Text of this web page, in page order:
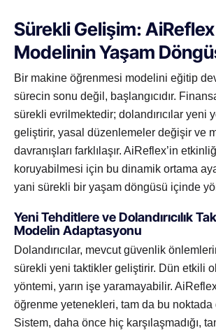
Sürekli Gelişim: AiReflex
Modelinin Yaşam
Bir makine öğrenmesi modelini eğitip
sürecin sonu değil, başlangıcıdır.
sürekli evrilmektedir; dolandırıcılar yeni
geliştirir, yasal düzenlemeler değişir ve
davranışları farklılaşır. AiReflex’in
koruyabilmesi için bu dinamik ortama
yani sürekli bir yaşam döngüsü içinde
Yeni Tehditlere ve Dolandırıcılık
Modelin Adaptasyonu
Dolandırıcılar, mevcut güvenlik
sürekli yeni taktikler geliştirir. Dün etkili
yöntemi, yarın işe yaramayabilir.
öğrenme yetenekleri, tam da bu noktada
Sistem, daha önce hiç karşılaşmadığı,